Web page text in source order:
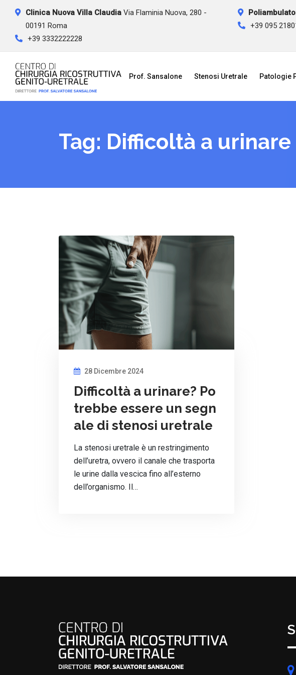
Clinica Nuova Villa Claudia Via Flaminia Nuova, 280 -
00191 Roma
+39 3332222228
+39 095
Prof. Sansalone Stenosi Uretrale Patologie
Tag: Difficoltà a urinare
28 Dicembre 2024
Difficoltà a urinare? Po
trebbe essere un segn
ale di stenosi uretrale
La stenosi uretrale è un restringimento
dell’uretra, ovvero il canale che trasporta
le urine dalla vescica fino all’esterno
dell’organismo. Il…